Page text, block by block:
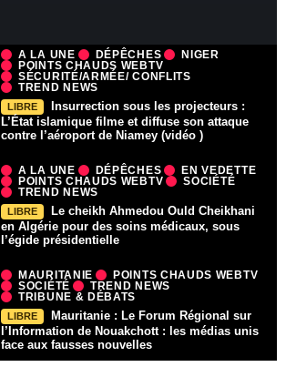
A LA UNE DÉPÊCHES
NIGER
POINTS CHAUDS WEBTV
SÉCURITÉ/ARMÉE/ CONFLITS
TREND NEWS
LIBRE
Insurrection sous les projecteurs :
L’État islamique filme et diffuse son attaque
contre l’aéroport de Niamey (vidéo )
A LA UNE DÉPÊCHES
EN VEDETTE
POINTS CHAUDS WEBTV
SOCIÉTÉ
TREND NEWS
LIBRE
Le cheikh Ahmedou Ould Cheikhani
en Algérie pour des soins médicaux, sous
l’égide présidentielle
MAURITANIE
POINTS CHAUDS WEBTV
SOCIÉTÉ
TREND NEWS
TRIBUNE & DÉBATS
LIBRE
Mauritanie : Le Forum Régional sur
l’Information de Nouakchott : les médias unis
face aux fausses nouvelles